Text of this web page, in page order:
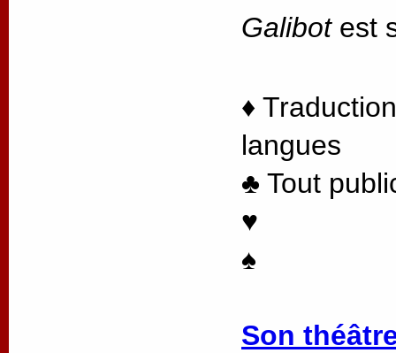
Galibotest
♦
langues
♣ Tout
♥
♠
Son